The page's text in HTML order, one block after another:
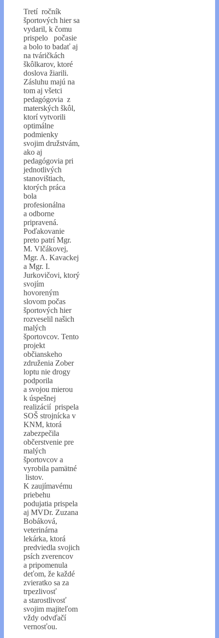
Tretí ročník
športových hier sa
vydaril, k čomu
prispelo počasie
a bolo to badať aj
na tváričkách
škôlkarov, ktoré
doslova žiarili.
Zásluhu majú na
tom aj všetci
pedagógovia z
materských škôl,
ktorí vytvorili
optimálne
podmienky
svojim družstvám,
ako aj
pedagógovia pri
jednotlivých
stanovištiach,
ktorých práca
bola
profesionálna
a odborne
pripravená.
Poďakovanie
preto patrí Mgr.
M. Vlčákovej,
Mgr. A. Kavackej
a Mgr. I.
Jurkovičovi, ktorý
svojím
hovoreným
slovom počas
športových hier
rozveselil našich
malých
športovcov. Tento
projekt
občianskeho
združenia Zober
loptu nie drogy
podporila
a svojou mierou
k úspešnej
realizácií prispela
SOŠ strojnícka v
KNM, ktorá
zabezpečila
občerstvenie pre
malých
športovcov a
vyrobila pamätné
listov.
K zaujímavému
priebehu
podujatia prispela
aj MVDr. Zuzana
Bobáková,
veterinárna
lekárka, ktorá
predviedla svojich
psích zverencov
a pripomenula
deťom, že každé
zvieratko sa za
trpezlivosť
a starostlivosť
svojim majiteľom
vždy odvďačí
vernosťou.